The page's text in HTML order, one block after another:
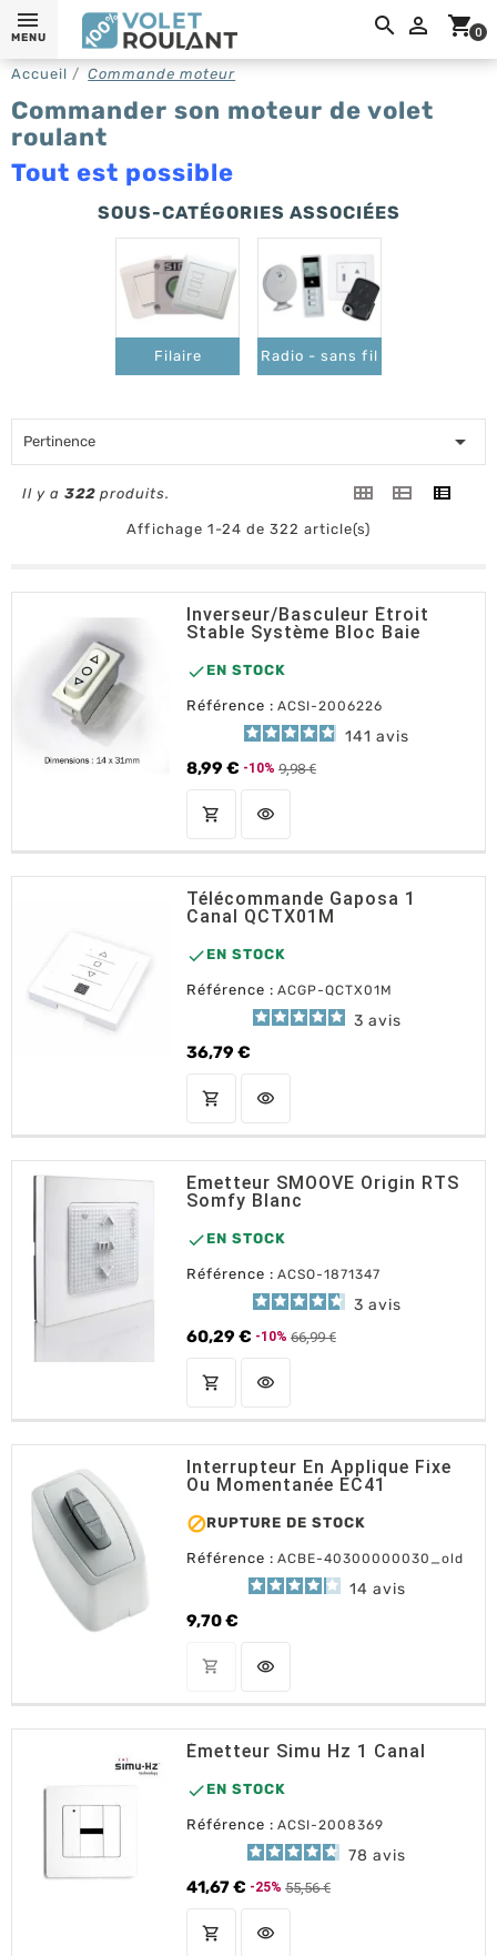
 shopping_cart0
MENU
Accueil Commande moteur
Commander son moteur de volet
roulant
Tout est possible
SOUS-CATÉGORIES ASSOCIÉES
Filaire Radio - sans fil
Pertinence 
Il y a 322 produits.
Affichage 1-24 de 322 article(s)
Inverseur/Basculeur Étroit
Stable Système Bloc Baie
 EN STOCK
Référence : ACSI-2006226
141avis
8,99 €
Prix de base
-10% 9,98 €
Prix
shopping_cart AJOUTER AU PANIER
visibility
Télécommande Gaposa 1
Canal QCTX01M
 EN STOCK
Référence : ACGP-QCTX01M
3 avis
36,79 €
Prix
shopping_cart AJOUTER AU PANIER
visibility
Emetteur SMOOVE Origin RTS
Somfy Blanc
 EN STOCK
Référence : ACSO-1871347
3 avis
60,29 €
Prix de base
-10% 66,99 €
Prix
shopping_cart AJOUTER AU PANIER
visibility
Interrupteur En Applique Fixe
Ou Momentanée EC41
RUPTURE DE STOCK
Référence : ACBE-40300000030_old
14 avis
9,70 €
Prix
shopping_cart OUT OF STOCK
visibility
Émetteur Simu Hz 1 Canal
 EN STOCK
Référence : ACSI-2008369
78avis
41,67 €
Prix de base
-25% 55,56 €
Prix
shopping_cart AJOUTER AU PANIER
visibility